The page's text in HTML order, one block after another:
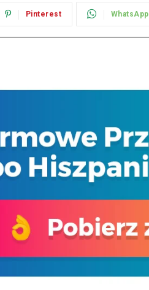
Pinterest WhatsApp